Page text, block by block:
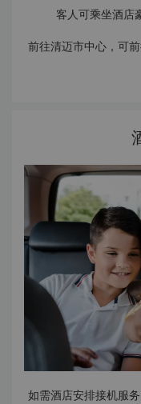
客人可乘坐酒店
前往清迈市中心，可
如需酒店安排接机服